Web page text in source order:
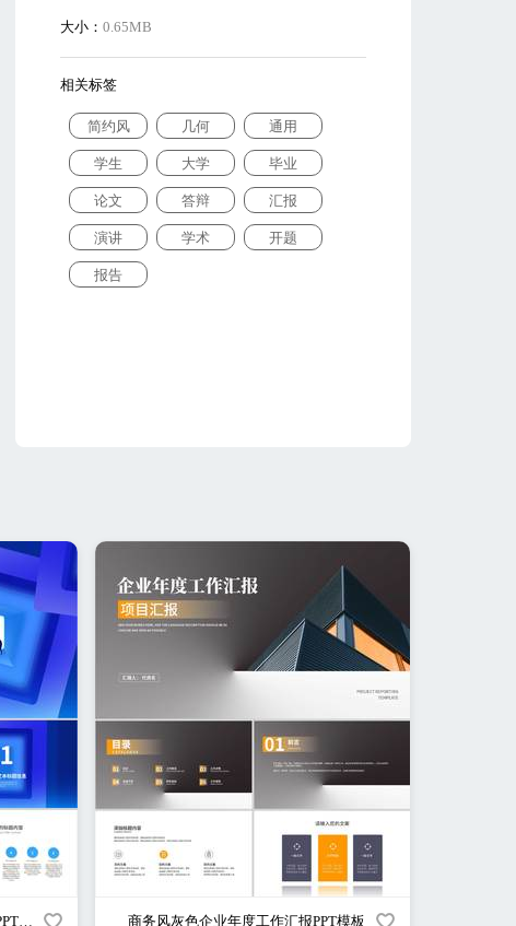
大小： 0.65MB
相关标签
简约风 几何 通用
学生 大学 毕业
论文 答辩 汇报
演讲 学术 开题
报告
蓝色几何风停课不停学课程培训PPT模板 商务风灰色企业年度工作汇报PPT模板